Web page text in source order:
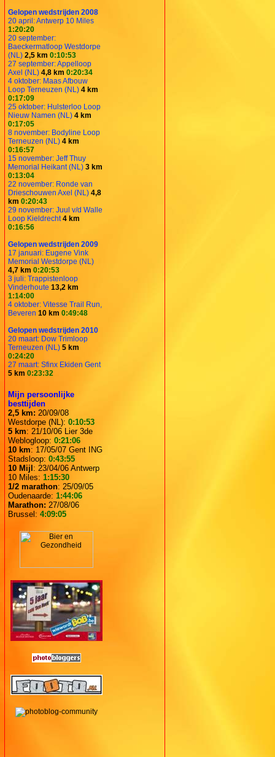
Gelopen wedstrijden 2008
20 april: Antwerp 10 Miles
1:20:20
20 september:
Baeckermatloop Westdorpe
(NL) 2,5 km 0:10:53
27 september: Appelloop
Axel (NL) 4,8 km 0:20:34
4 oktober: Maas Afbouw
Loop Terneuzen (NL) 4 km
0:17:09
25 oktober: Hulsterloo Loop
Nieuw Namen (NL) 4 km
0:17:05
8 november: Bodyline Loop
Terneuzen (NL) 4 km
0:16:57
15 november: Jeff Thuy
Memorial Heikant (NL) 3 km
0:13:04
22 november: Ronde van
Drieschouwen Axel (NL) 4,8
km 0:20:43
29 november: Juul v/d Walle
Loop Kieldrecht4 km
0:16:56
Gelopen wedstrijden 2009
17 januari: Eugene Vink
Memorial Westdorpe (NL)
4,7 km 0:20:53
3 juli: Trappistenloop
Vinderhoute 13,2 km
1:14:00
4 oktober: Vitesse Trail Run,
Beveren 10 km 0:49:48
Gelopen wedstrijden 2010
20 maart: Dow Trimloop
Terneuzen (NL) 5 km
0:24:20
27 maart: Sfinx Ekiden Gent
5 km 0:23:32
Mijn persoonlijke
besttijden
2,5 km: 20/09/08
Westdorpe (NL): 0:10:53
5 km: 21/10/06 Lier 3de
Weblogloop: 0:21:06
10 km: 17/05/07 Gent ING
Stadsloop: 0:43:55
10 Mijl: 23/04/06 Antwerp
10 Miles: 1:15:30
1/2 marathon: 25/09/05
Oudenaarde: 1:44:06
Marathon: 27/08/06
Brussel: 4:09:05